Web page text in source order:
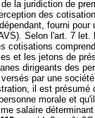
la juridiction de
des
fourni pour
). Selon l'art. 7 let.
cotisations
et les jetons de
dirigeants des
par une
il est présumé
morale et
salaire